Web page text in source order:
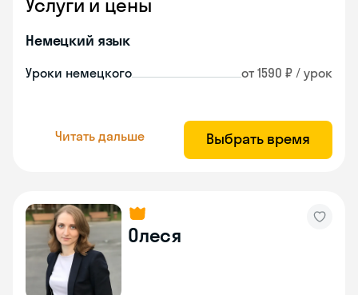
Услуги и цены
Немецкий язык
Уроки немецкого от 1590 ₽ / урок
Читать дальше Выбрать время
Олеся